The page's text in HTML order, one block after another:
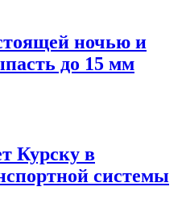
ночью и
до 15 мм
Курску в
системы